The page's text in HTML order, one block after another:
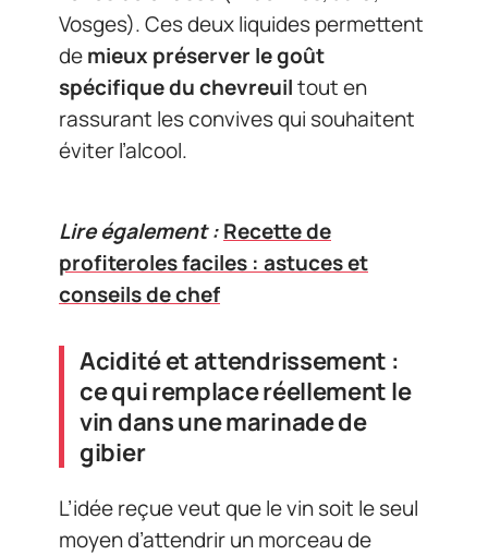
Vosges). Ces deux liquides permettent
demieux préserver le goût
spécifique du chevreuiltout en
rassurant les convives qui souhaitent
éviter l’alcool.
Lire également :Recette de
profiteroles faciles : astuces et
conseils de chef
Acidité et attendrissement :
ce qui remplace réellement le
vin dans une marinade de
gibier
L’idée reçue veut que le vin soit le seul
moyen d’attendrir un morceau de